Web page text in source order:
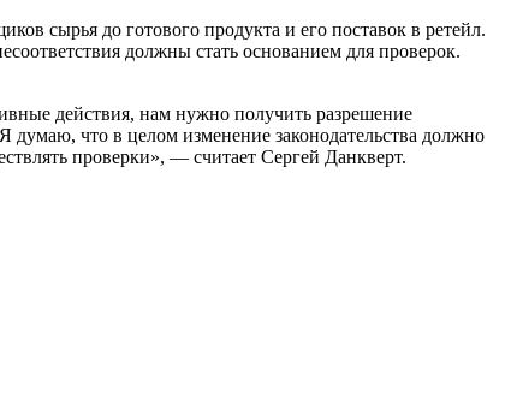
сырья до готового продукта и его поставок в ретейл.
должны стать основанием для проверок.
действия, нам нужно получить разрешение
думаю, что в целом изменение законодательства должно
проверки», — считает Сергей Данкверт.